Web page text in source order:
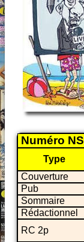
Numéro
Type
Couverture
Pub
Sommaire
Rédactionnel
RC 2p